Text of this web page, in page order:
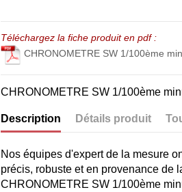
Téléchargez la fiche produit en pdf :
CHRONOMETRE SW 1/100ème
CHRONOMETRE SW 1/100ème
Description Détails produit
Nos équipes d'expert de la mesure
précis, robuste et en provenance de
CHRONOMETRE SW 1/100ème